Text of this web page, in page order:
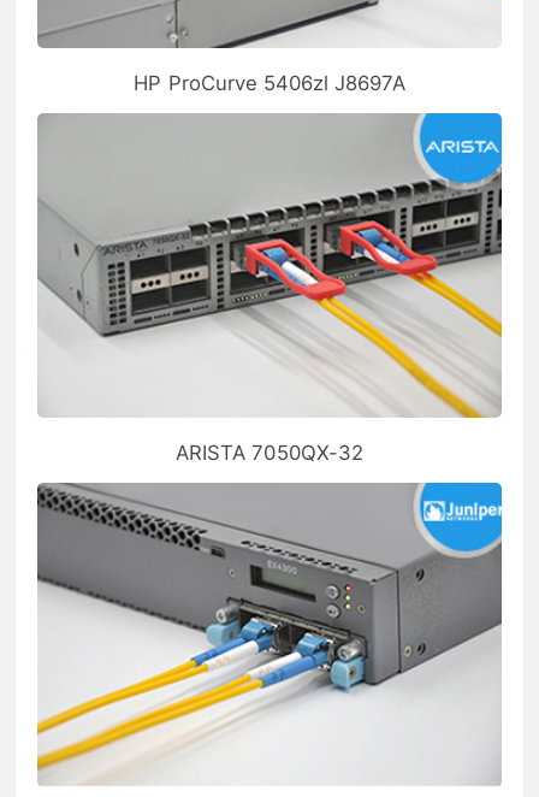
HP ProCurve 5406zl J8697A
ARISTA 7050QX-32